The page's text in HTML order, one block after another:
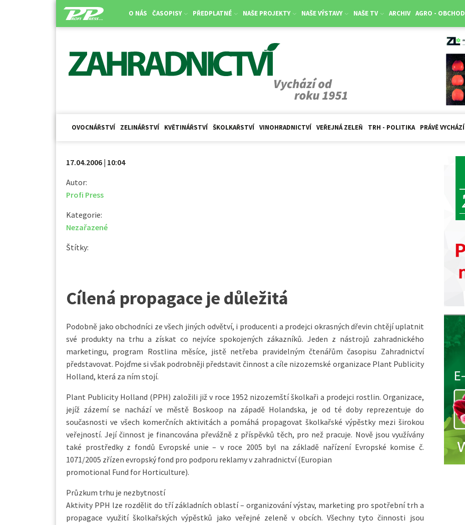
O NÁS ČASOPISY PŘEDPLATNÉ NAŠE PROJEKTY NAŠE VÝSTAVY NAŠE TV ARCHIV AGRO - OBCHOD
OVOCNÁŘSTVÍ ZELINÁŘSTVÍ KVĚTINÁŘSTVÍ ŠKOLKAŘSTVÍ VINOHRADNICTVÍ VEŘEJNÁ ZELEŇ TRH - POLITIKA PRÁVĚ VYCHÁZÍ
17.04.2006 | 10:04
Autor:
Profi Press
Kategorie:
Nezařazené
Štítky:
Cílená propagace je důležitá
Podobně jako obchodníci ze všech jiných odvětví, i producenti a prodejci okrasných dřevin chtějí uplatnit
své produkty na trhu a získat co nejvíce spokojených zákazníků. Jeden z nástrojů zahradnického
marketingu, program Rostlina měsíce, jistě netřeba pravidelným čtenářům časopisu Zahradnictví
představovat. Pojďme si však podrobněji představit činnost a cíle nizozemské organizace Plant Publicity
Holland, která za ním stojí.
Plant Publicity Holland (PPH) založili již v roce 1952 nizozemští školkaři a prodejci rostlin. Organizace,
jejíž zázemí se nachází ve městě Boskoop na západě Holandska, je od té doby reprezentuje do
současnosti ve všech komerčních aktivitách a pomáhá propagovat školkařské výpěstky mezi širokou
veřejností. Její činnost je financována převážně z příspěvků těch, pro než pracuje. Nově jsou využívány
také prostředky z fondů Evropské unie – v roce 2005 byl na základě nařízení Evropské komise č.
1071/2005 zřízen evropský fond pro podporu reklamy v zahradnictví (Europian
promotional Fund for Horticulture).
Průzkum trhu je nezbytností
Aktivity PPH lze rozdělit do tří základních oblastí – organizování výstav, marketing pro spotřební trh a
propagace využití školkařských výpěstků jako veřejné zeleně v obcích. Všechny tyto činnosti jsou